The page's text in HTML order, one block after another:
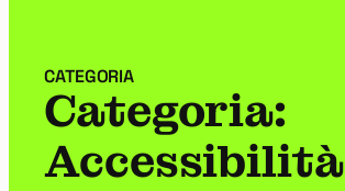
CATEGORIA
Categoria:
Accessibilità